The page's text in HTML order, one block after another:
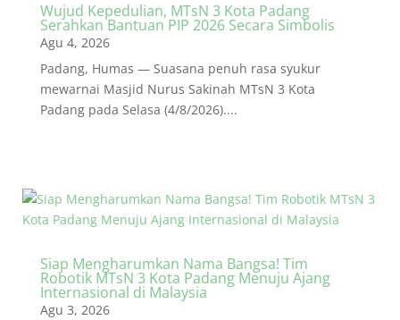
Wujud Kepedulian, MTsN 3 Kota Padang
Serahkan Bantuan PIP 2026 Secara Simbolis
Agu 4, 2026
Padang, Humas — Suasana penuh rasa syukur
mewarnai Masjid Nurus Sakinah MTsN 3 Kota
Padang pada Selasa (4/8/2026)....
Siap Mengharumkan Nama Bangsa! Tim
Robotik MTsN 3 Kota Padang Menuju Ajang
Internasional di Malaysia
Agu 3, 2026